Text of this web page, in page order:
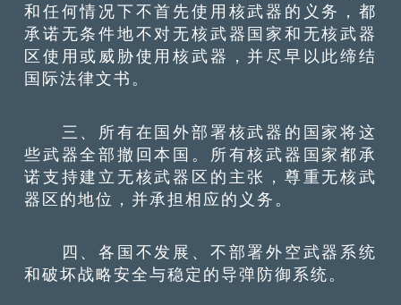
和任何情况下不首先使用核武器的义务，都
承诺无条件地不对无核武器国家和无核武器
区使用或威胁使用核武器，并尽早以此缔结
国际法律文书。
三、所有在国外部署核武器的国家将这
些武器全部撤回本国。所有核武器国家都承
诺支持建立无核武器区的主张，尊重无核武
器区的地位，并承担相应的义务。
四、各国不发展、不部署外空武器系统
和破坏战略安全与稳定的导弹防御系统。